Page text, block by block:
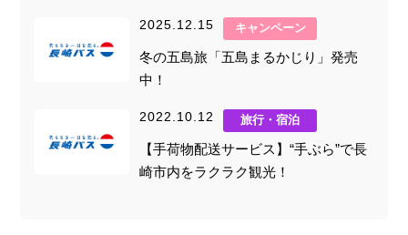
2025.12.15 キャンペーン
冬の五島旅「五島まるかじり」発売
中！
2022.10.12 旅行・宿泊
【手荷物配送サービス】“手ぶら”で長
崎市内をラクラク観光！